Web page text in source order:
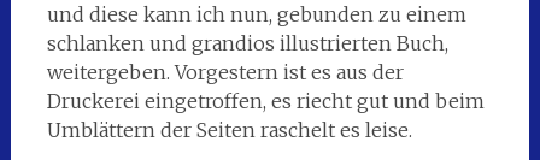
und diese kann ich nun, gebunden zu einem
schlanken und grandios illustrierten Buch,
weitergeben. Vorgestern ist es aus der
Druckerei eingetroffen, es riecht gut und beim
Umblättern der Seiten raschelt es leise.